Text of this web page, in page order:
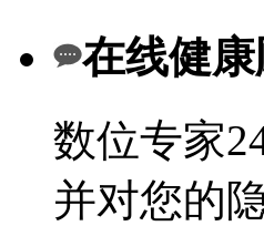
在线健康
数位专家
并对您的